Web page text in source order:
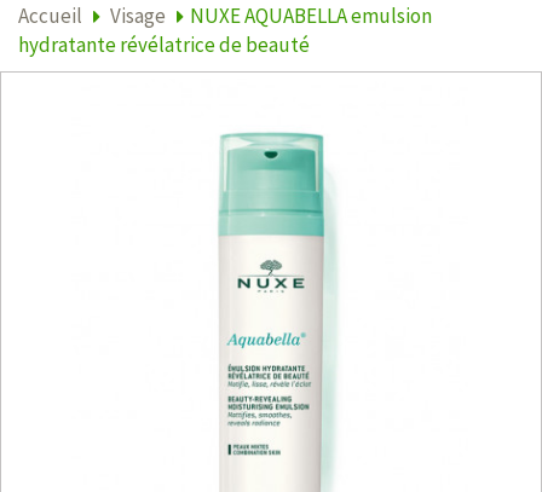
Accueil Visage
NUXE AQUABELLA emulsion
hydratante révélatrice de beauté